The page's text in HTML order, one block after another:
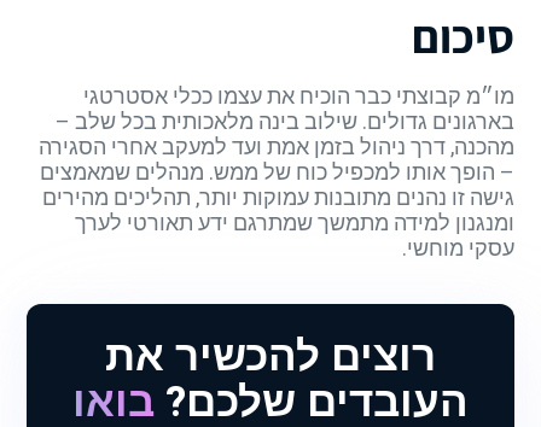
סיכום
מו״מ קבוצתי כבר הוכיח את עצמו ככלי אסטרטגי
בארגונים גדולים. שילוב בינה מלאכותית בכל שלב –
מהכנה, דרך ניהול בזמן אמת ועד למעקב אחרי הסגירה
– הופך אותו למכפיל כוח של ממש. מנהלים שמאמצים
גישה זו נהנים מתובנות עמוקות יותר, תהליכים מהירים
ומנגנון למידה מתמשך שמתרגם ידע תאורטי לערך
עסקי מוחשי.
רוצים להכשיר את
העובדים שלכם? בואו